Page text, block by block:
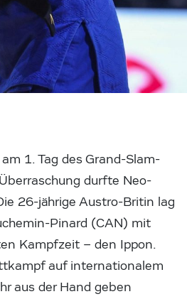
1. Tag des Grand-Slam-
durfte Neo-
26-jährige Austro-Britin lag
Pinard (CAN) mit
Kampfzeit – den Ippon.
auf internationalem
aus der Hand geben